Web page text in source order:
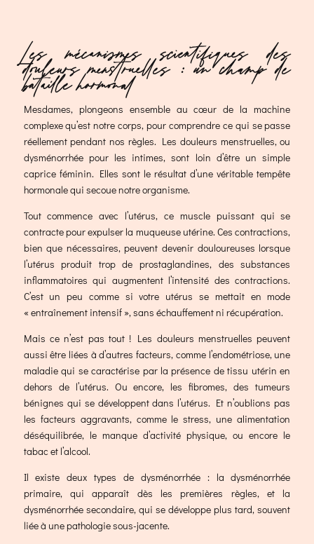
Les mécanismes scientifiques des
douleurs menstruelles : un champ de
bataille hormonal
Mesdames, plongeons ensemble au cœur de la machine
complexe qu’est notre corps, pour comprendre ce qui se passe
réellement pendant nos règles. Les douleurs menstruelles, ou
dysménorrhée pour les intimes, sont loin d’être un simple
caprice féminin. Elles sont le résultat d’une véritable tempête
hormonale qui secoue notre organisme.
Tout commence avec l’utérus, ce muscle puissant qui se
contracte pour expulser la muqueuse utérine. Ces contractions,
bien que nécessaires, peuvent devenir douloureuses lorsque
l’utérus produit trop de prostaglandines, des substances
inflammatoires qui augmentent l’intensité des contractions.
C’est un peu comme si votre utérus se mettait en mode
« entraînement intensif », sans échauffement ni récupération.
Mais ce n’est pas tout ! Les douleurs menstruelles peuvent
aussi être liées à d’autres facteurs, comme l’endométriose, une
maladie qui se caractérise par la présence de tissu utérin en
dehors de l’utérus. Ou encore, les fibromes, des tumeurs
bénignes qui se développent dans l’utérus. Et n’oublions pas
les facteurs aggravants, comme le stress, une alimentation
déséquilibrée, le manque d’activité physique, ou encore le
tabac et l’alcool.
Il existe deux types de dysménorrhée : la dysménorrhée
primaire, qui apparaît dès les premières règles, et la
dysménorrhée secondaire, qui se développe plus tard, souvent
liée à une pathologie sous-jacente.